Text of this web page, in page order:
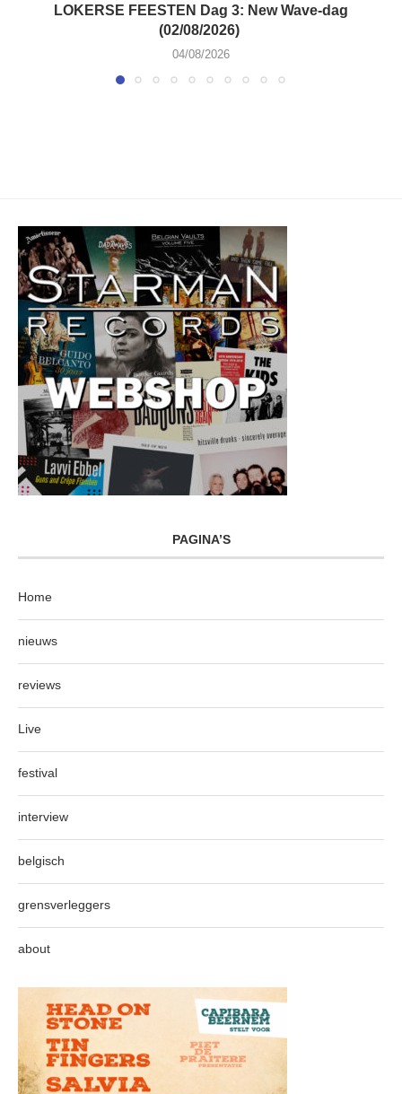
LOKERSE FEESTEN Dag 3: New Wave-dag
(02/08/2026)
04/08/2026
PAGINA’S
Home
nieuws
reviews
Live
festival
interview
belgisch
grensverleggers
about